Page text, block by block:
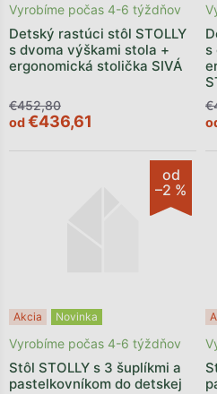
Detský rastúci stôl STOLLY
s dvoma výškami stola +
ergonomická stolička SIVÁ
Vyrobíme počas 4-6 týždňov
€452,80
od€436,61
s
od
–2 %
Akcia Novinka
Stôl STOLLY s 3 šuplíkmi a
pastelkovníkom do detskej
Vyrobíme počas 4-6 týždňov